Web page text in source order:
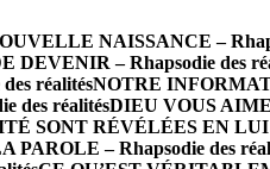
NAISSANCE –
DEVENIR – Rhapsodie des
réalitésNOTRE
des réalitésDIEU VOUS
SONT RÉVÉLÉES EN LUI
– Rhapsodie des